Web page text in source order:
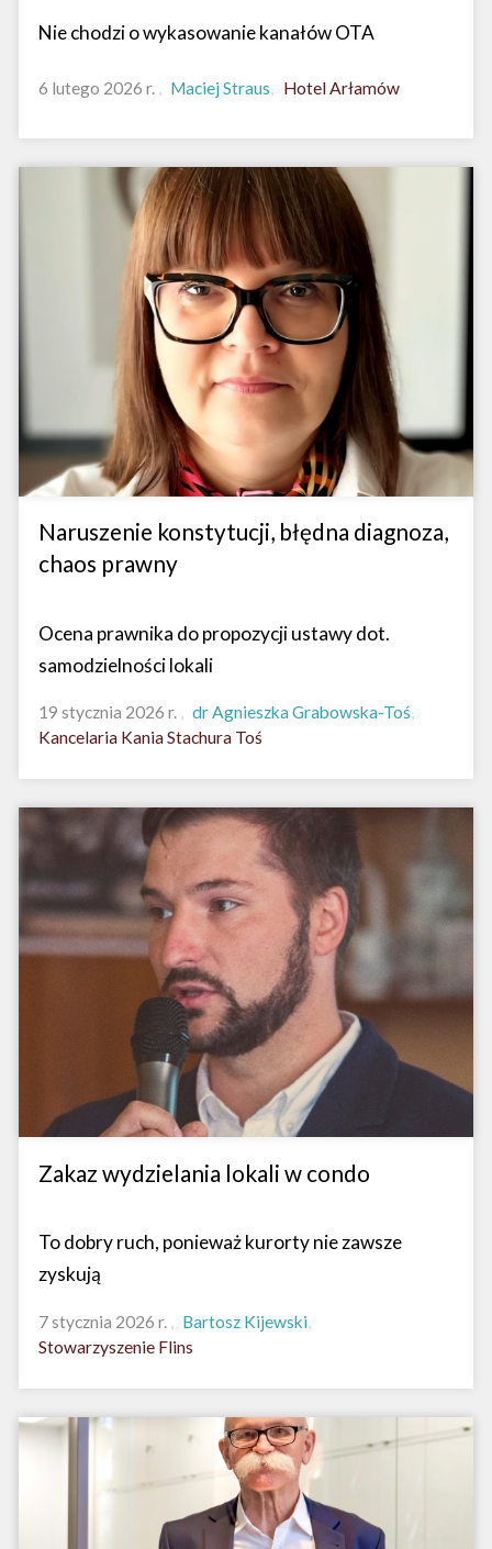
Nie chodzi o wykasowanie kanałów OTA
6 lutego 2026 r. Maciej Straus Hotel Arłamów
Naruszenie konstytucji, błędna diagnoza,
chaos prawny
Ocena prawnika do propozycji ustawy dot.
samodzielności lokali
19 stycznia 2026 r.
dr Agnieszka Grabowska-Toś
Kancelaria Kania Stachura Toś
Zakaz wydzielania lokali w condo
To dobry ruch, ponieważ kurorty nie zawsze
zyskują
7 stycznia 2026 r.
Bartosz Kijewski
Stowarzyszenie Flins